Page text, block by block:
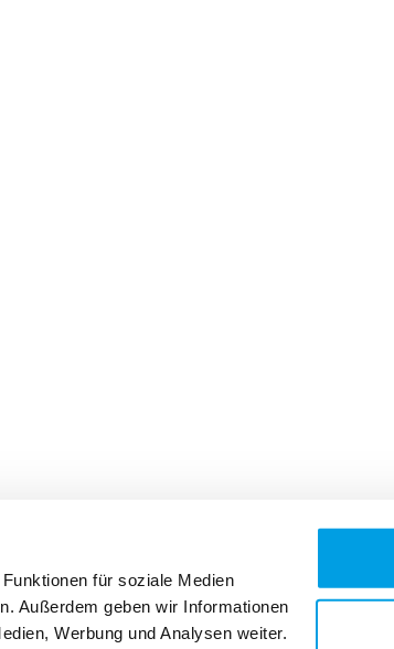
für soziale Medien
Außerdem geben wir Informationen
Werbung und Analysen weiter.